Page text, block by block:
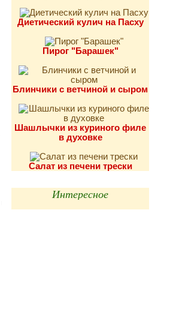
Диетический кулич на Пасху
Пирог "Барашек"
Блинчики с ветчиной и сыром
Шашлычки из куриного филе
в духовке
Салат из печени трески
Интересное